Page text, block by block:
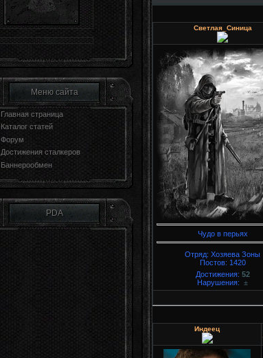
Меню сайта
Главная страница
Каталог статей
Форум
Достижения сталкеров
Баннерообмен
PDA
Светлая_Синица
Чудо в перьях
Отряд: Хозяева Зоны
Постов: 1420
Достижения: 52
Нарушения: ±
Индеец